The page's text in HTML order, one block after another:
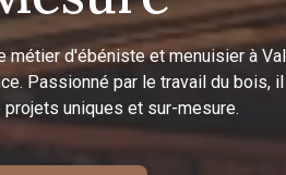
métier d'ébéniste et menuisier à
Passionné par le travail du bois,
uniques et sur-mesure.